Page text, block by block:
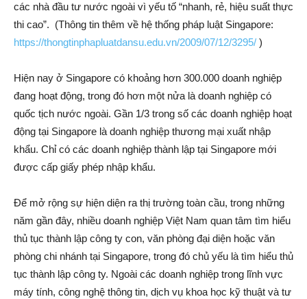
các nhà đầu tư nước ngoài vì yếu tố “nhanh, rẻ, hiệu suất thực
thi cao”. (Thông tin thêm về hệ thống pháp luật Singapore:
https://thongtinphapluatdansu.edu.vn/2009/07/12/3295/ )
Hiện nay ở Singapore có khoảng hơn 300.000 doanh nghiệp
đang hoạt động, trong đó hơn một nửa là doanh nghiệp có
quốc tịch nước ngoài. Gần 1/3 trong số các doanh nghiệp hoạt
động tại Singapore là doanh nghiệp thương mại xuất nhập
khẩu. Chỉ có các doanh nghiệp thành lập tại Singapore mới
được cấp giấy phép nhập khẩu.
Để mở rộng sự hiện diện ra thị trường toàn cầu, trong những
năm gần đây, nhiều doanh nghiệp Việt Nam quan tâm tìm hiểu
thủ tục thành lập công ty con, văn phòng đại diện hoặc văn
phòng chi nhánh tại Singapore, trong đó chủ yếu là tìm hiểu thủ
tục thành lập công ty. Ngoài các doanh nghiệp trong lĩnh vực
máy tính, công nghệ thông tin, dịch vụ khoa học kỹ thuật và tư